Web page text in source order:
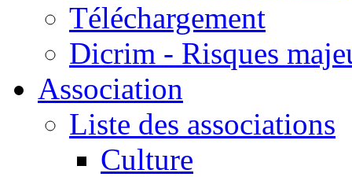
Téléchargement
Dicrim - Risques
Association
Liste des associations
Culture